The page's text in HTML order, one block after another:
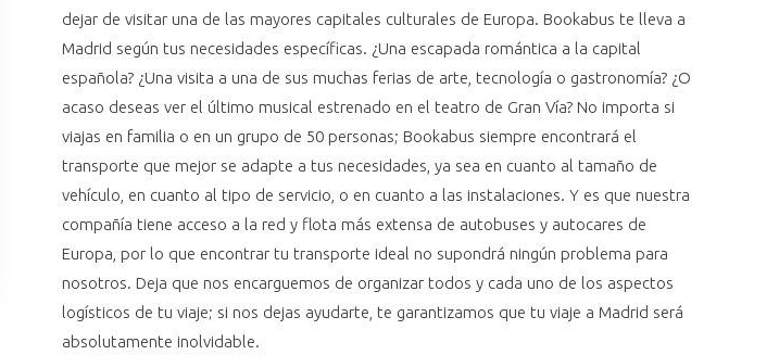
dejar de visitar una de las mayores capitales culturales de Europa. Bookabus te lleva a
Madrid según tus necesidades específicas. ¿Una escapada romántica a la capital
española? ¿Una visita a una de sus muchas ferias de arte, tecnología o gastronomía? ¿O
acaso deseas ver el último musical estrenado en el teatro de Gran Vía? No importa si
viajas en familia o en un grupo de 50 personas; Bookabus siempre encontrará el
transporte que mejor se adapte a tus necesidades, ya sea en cuanto al tamaño de
vehículo, en cuanto al tipo de servicio, o en cuanto a las instalaciones. Y es que nuestra
compañía tiene acceso a la red y flota más extensa de autobuses y autocares de
Europa, por lo que encontrar tu transporte ideal no supondrá ningún problema para
nosotros. Deja que nos encarguemos de organizar todos y cada uno de los aspectos
logísticos de tu viaje; si nos dejas ayudarte, te garantizamos que tu viaje a Madrid será
absolutamente inolvidable.